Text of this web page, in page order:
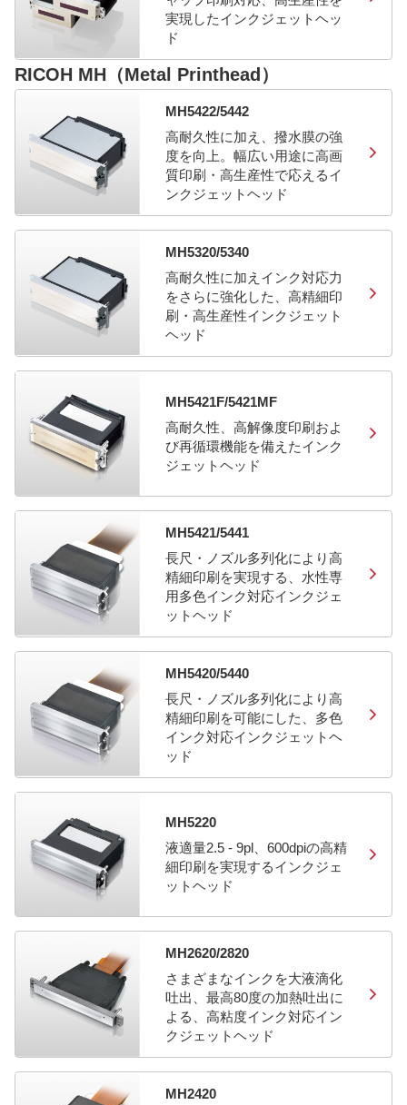
実現したインクジェットヘッ
ド
RICOH MH（Metal Printhead）
MH5422/5442
高耐久性に加え、撥水膜の強
度を向上。幅広い用途に高画
質印刷・高生産性で応えるイ
ンクジェットヘッド
MH5320/5340
高耐久性に加えインク対応力
をさらに強化した、高精細印
刷・高生産性インクジェット
ヘッド
MH5421F/5421MF
高耐久性、高解像度印刷およ
び再循環機能を備えたインク
ジェットヘッド
MH5421/5441
長尺・ノズル多列化により高
精細印刷を実現する、水性専
用多色インク対応インクジェ
ットヘッド
MH5420/5440
長尺・ノズル多列化により高
精細印刷を可能にした、多色
インク対応インクジェットヘ
ッド
MH5220
液適量2.5 - 9pl、600dpiの高精
細印刷を実現するインクジェ
ットヘッド
MH2620/2820
さまざまなインクを大液滴化
吐出、最高80度の加熱吐出に
よる、高粘度インク対応イン
クジェットヘッド
MH2420